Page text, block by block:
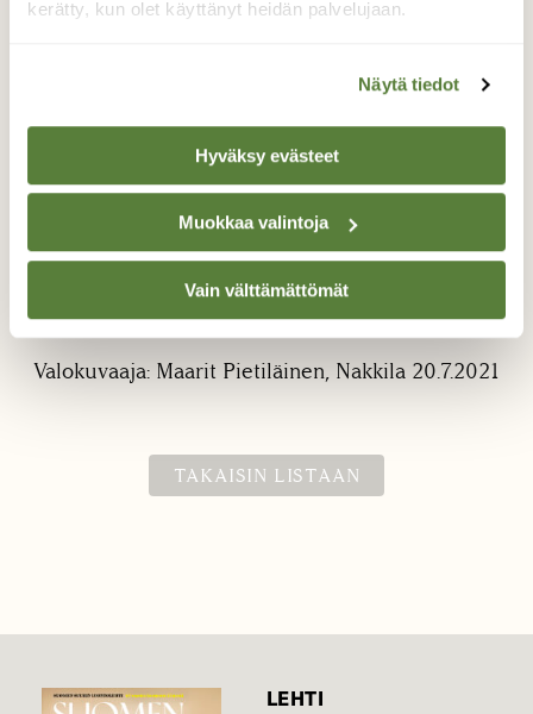
kerätty, kun olet käyttänyt heidän palvelujaan.
Näytä tiedot
Hyväksy evästeet
Muokkaa valintoja
Vain välttämättömät
Lenkkipolun varrella
nähtyä..
..tällainen hauska kasvusto löytyi lenkkipolun
varrelta.
Valokuvaaja: Maarit Pietiläinen, Nakkila 20.7.2021
TAKAISIN LISTAAN
LEHTI